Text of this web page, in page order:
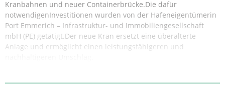
Kranbahnen und neuer Containerbrücke.Die dafür
notwendigenInvestitionen wurden von der Hafeneigentümerin
Port Emmerich – Infrastruktur- und Immobiliengesellschaft
mbH (PE) getätigt.Der neue Kran ersetzt eine überalterte
Anlage und ermöglicht einen leistungsfähigeren und